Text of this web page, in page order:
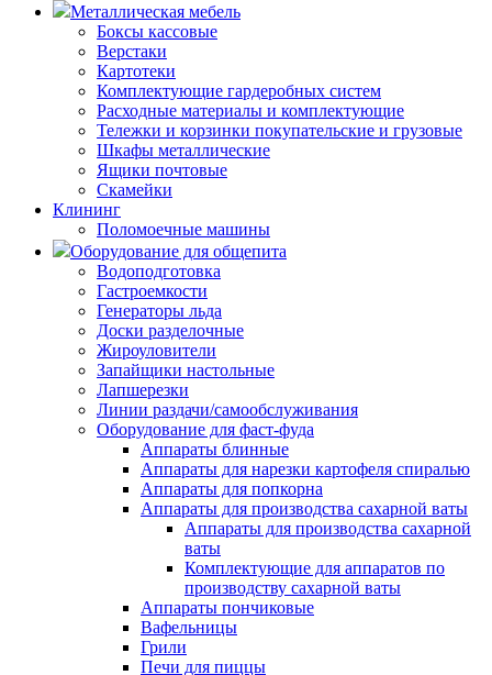
Металлическая мебель
Боксы кассовые
Верстаки
Картотеки
Комплектующие гардеробных систем
Расходные материалы и комплектующие
Тележки и корзинки покупательские и грузовые
Шкафы металлические
Ящики почтовые
Скамейки
Клининг
Поломоечные машины
Оборудование для общепита
Водоподготовка
Гастроемкости
Генераторы льда
Доски разделочные
Жироуловители
Запайщики настольные
Лапшерезки
Линии раздачи/самообслуживания
Оборудование для фаст-фуда
Аппараты блинные
Аппараты для нарезки картофеля спиралью
Аппараты для попкорна
Аппараты для производства сахарной ваты
Аппараты для производства сахарной
ваты
Комплектующие для аппаратов по
производству сахарной ваты
Аппараты пончиковые
Вафельницы
Грили
Печи для пиццы